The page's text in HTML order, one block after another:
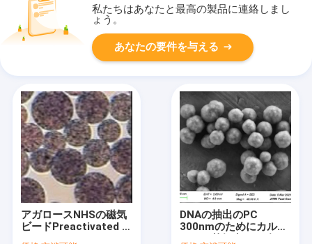
私たちはあなたと最高の製品に連絡しまし
ょう。
あなたの要件を与える
アガロースNHSの磁気
ビードPreactivated N
DNAの抽出のPC
300nmのためにカルボ